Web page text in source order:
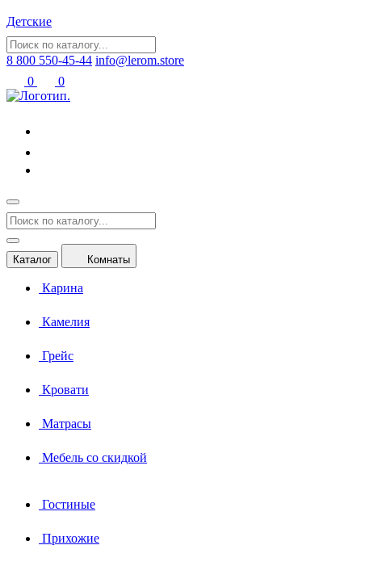
Детские
8 800 550-45-44 info@lerom.store
0
0
Каталог Комнаты
Карина
Камелия
Грейс
Кровати
Матрасы
Мебель со скидкой
Гостиные
Прихожие